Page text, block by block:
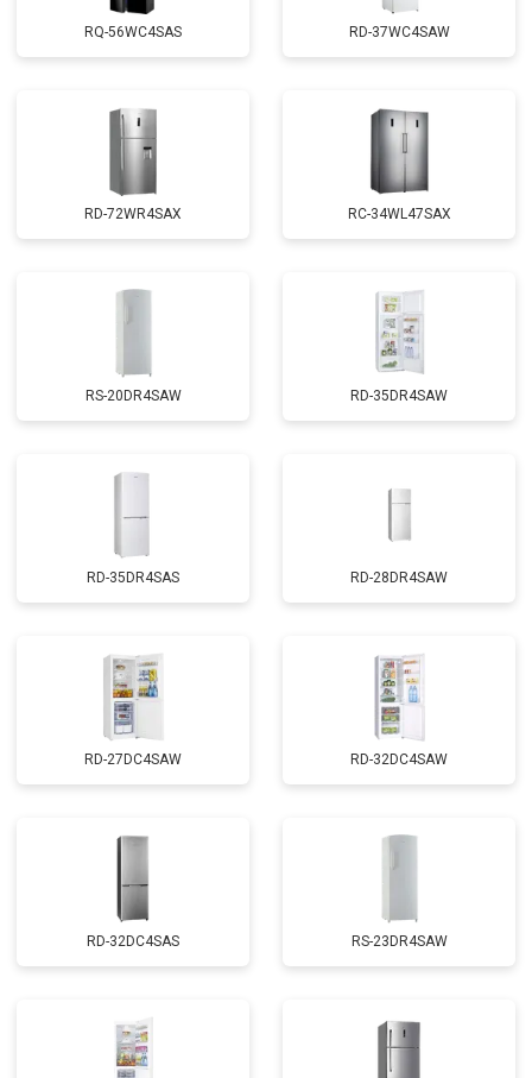
RQ-56WC4SAS RD-37WC4SAW
RD-72WR4SAX RС-34WL47SAX
RS-20DR4SAW RD-35DR4SAW
RD-35DR4SAS RD-28DR4SAW
RD-27DC4SAW RD-32DC4SAW
RD-32DC4SAS RS-23DR4SAW